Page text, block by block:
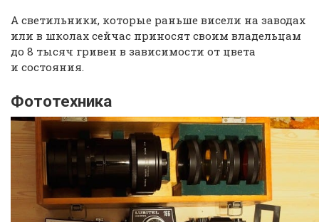
А светильники, которые раньше висели на заводах
или в школах сейчас приносят своим владельцам
до 8 тысяч гривен в зависимости от цвета
и состояния.
Фототехника